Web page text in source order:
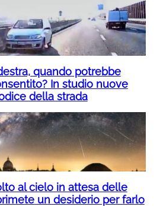
quando potrebbe
In studio nuove
della strada
al cielo in attesa delle
un desiderio per farlo